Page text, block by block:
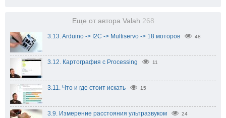
Еще от автора Valah 268
3.13. Arduino -> I2C -> Multiservo -> 18 моторов 48
3.12. Картография с Processing 11
3.11. Что и где стоит искать 15
3.9. Измерение расстояния ультразвуком 24